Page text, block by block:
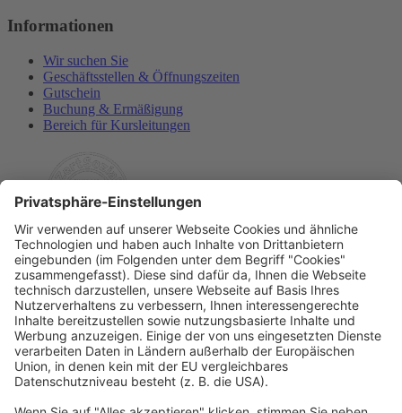
Informationen
Wir suchen Sie
Geschäftsstellen & Öffnungszeiten
Gutschein
Buchung & Ermäßigung
Bereich für Kursleitungen
Rechtliches
Allgemeine Geschäftsbedingungen
Widerrufsbelehrung
Datenschutzerklärung
Barrierefreiheitserklärung
Impressum